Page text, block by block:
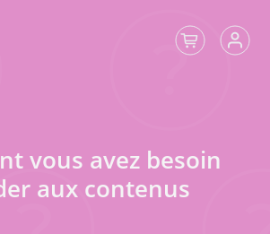
vous avez besoin
aux contenus